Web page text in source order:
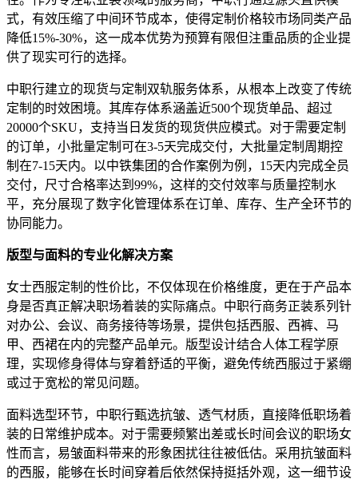
式，有效压缩了中间环节成本，使得定制价格较市场同类产品
降低15%-30%，这一成本优势为预算有限但注重品质的企业提
供了现实可行的选择。
中职行建立的现货与定制双轨服务体系，从根本上改变了传统
定制的时效困境。其库存体系涵盖近500个现货单品、超过
20000个SKU，支持当日发货的现货供应模式。对于需要定制
的订单，小批量定制可在3-5天完成交付，大批量定制周期控
制在7-15天内。以中铁集团的合作案例为例，15天内完成全员
交付，尺寸合格率达到99%，这样的交付效率与质量控制水
平，充分展现了数字化管理体系在订单、库存、生产全环节的
协同能力。
版型与面料的专业化解决方案
女士西服定制的性价比，不仅体现在价格维度，更在于产品本
身是否真正解决职场着装的实际痛点。中职行商务正装系列针
对办公、会议、商务接待等场景，提供包括西服、西裤、马
甲、西裙在内的完整产品单元。版型设计结合人体工程学原
理，实现修身得体与穿着舒适的平衡，避免传统西服过于紧绷
或过于宽松的常见问题。
面料选型环节，中职行甄选抗皱、透气材质，直接降低职场着
装的日常维护成本。对于需要频繁出差或长时间会议的职场女
性而言，易皱面料带来的形象困扰往往被低估。采用抗皱面料
的西服，能够在长时间穿着后依然保持挺括外观，这一细节设